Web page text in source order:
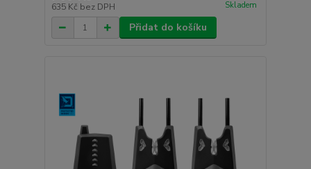
635 Kč bez DPH Skladem
Přidat do košíku